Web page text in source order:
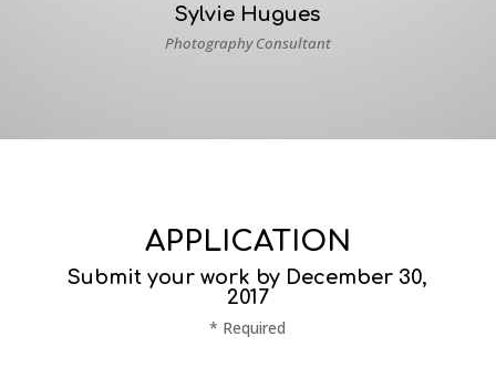
Sylvie Hugues
Photography Consultant
APPLICATION
Submit your work by December 30,
2017
* Required